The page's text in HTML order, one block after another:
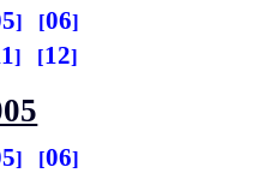
06
12
06